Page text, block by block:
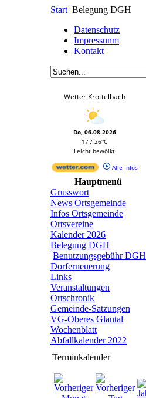
Start Belegung DGH
Datenschutz
Impressunm
Kontakt
Wetter Krottelbach
Do, 06.08.2026
17 / 26°C
Leicht bewölkt
Alle Infos
Hauptmenü
Grusswort
News Ortsgemeinde
Infos Ortsgemeinde
Ortsvereine
Kalender 2026
Belegung DGH
Benutzungsgebühr DGH
Dorferneuerung
Links
Veranstaltungen
Ortschronik
Gemeinde-Satzungen
VG-Oberes Glantal
Wochenblatt
Abfallkalender 2022
Terminkalender